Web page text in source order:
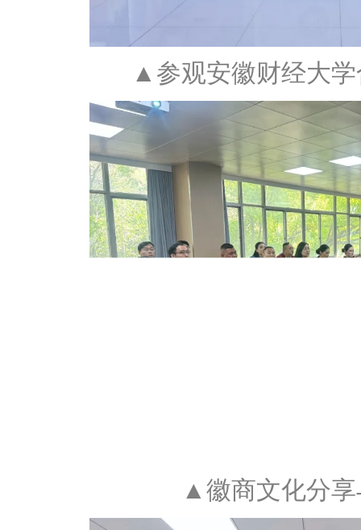
▲参观安徽财经大
▲徽商文化分